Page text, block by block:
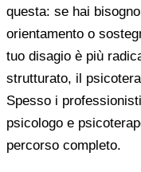
questa: se hai
orientamento o
tuo disagio è più
strutturato, il
Spesso i
psicologo e
percorso completo.